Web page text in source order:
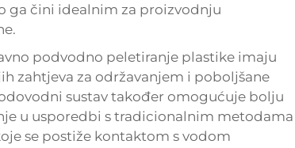
ga čini idealnim za proizvodnju
podvodno peletiranje plastike imaju
zahtjeva za održavanjem i poboljšane
sustav također omogućuje bolju
u usporedbi s tradicionalnim metodama
se postiže kontaktom s vodom